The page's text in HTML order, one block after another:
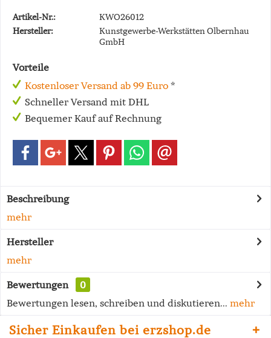
Artikel-Nr.:
KWO26012
Hersteller:
Kunstgewerbe-Werkstätten Olbernhau
GmbH
Vorteile
Kostenloser Versand ab 99 Euro *
Schneller Versand mit DHL
Bequemer Kauf auf Rechnung
Beschreibung
mehr
Hersteller
mehr
Bewertungen
0
Bewertungen lesen, schreiben und diskutieren... mehr
Sicher Einkaufen bei erzshop.de